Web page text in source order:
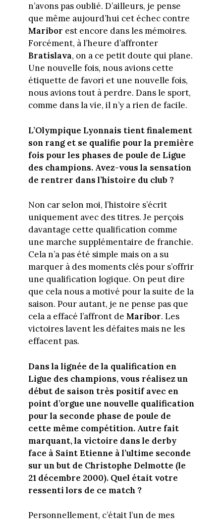
n’avons pas oublié. D’ailleurs, je pense
que même aujourd’hui cet échec contre
Maribor est encore dans les mémoires.
Forcément, à l’heure d’affronter
Bratislava, on a ce petit doute qui plane.
Une nouvelle fois, nous avions cette
étiquette de favori et une nouvelle fois,
nous avions tout à perdre. Dans le sport,
comme dans la vie, il n’y a rien de facile.
L’Olympique Lyonnais tient finalement
son rang et se qualifie pour la première
fois pour les phases de poule de Ligue
des champions. Avez-vous la sensation
de rentrer dans l’histoire du club ?
Non car selon moi, l’histoire s’écrit
uniquement avec des titres. Je perçois
davantage cette qualification comme
une marche supplémentaire de franchie.
Cela n’a pas été simple mais on a su
marquer à des moments clés pour s’offrir
une qualification logique. On peut dire
que cela nous a motivé pour la suite de la
saison. Pour autant, je ne pense pas que
cela a effacé l’affront de Maribor. Les
victoires lavent les défaites mais ne les
effacent pas.
Dans la lignée de la qualification en
Ligue des champions, vous réalisez un
début de saison très positif avec en
point d’orgue une nouvelle qualification
pour la seconde phase de poule de
cette même compétition. Autre fait
marquant, la victoire dans le derby
face à Saint Etienne à l’ultime seconde
sur un but de Christophe Delmotte (le
21 décembre 2000). Quel était votre
ressenti lors de ce match ?
Personnellement, c’était l’un de mes